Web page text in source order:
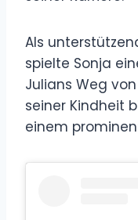
Als
spielte Sonja
Julians Weg
seiner Kindheit
einem